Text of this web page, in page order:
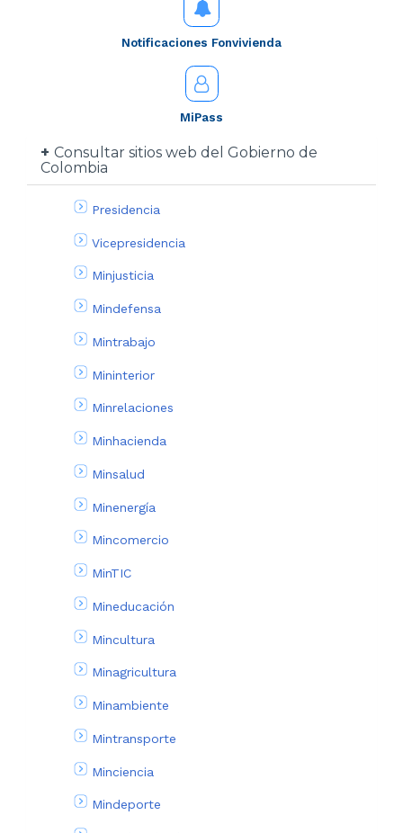
Notificaciones Fonvivienda
MiPass
Consultar sitios web del Gobierno de
Colombia
Presidencia
Vicepresidencia
Minjusticia
Mindefensa
Mintrabajo
Mininterior
Minrelaciones
Minhacienda
Minsalud
Minenergía
Mincomercio
MinTIC
Mineducación
Mincultura
Minagricultura
Minambiente
Mintransporte
Minciencia
Mindeporte